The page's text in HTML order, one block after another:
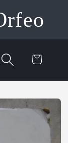
Carrito